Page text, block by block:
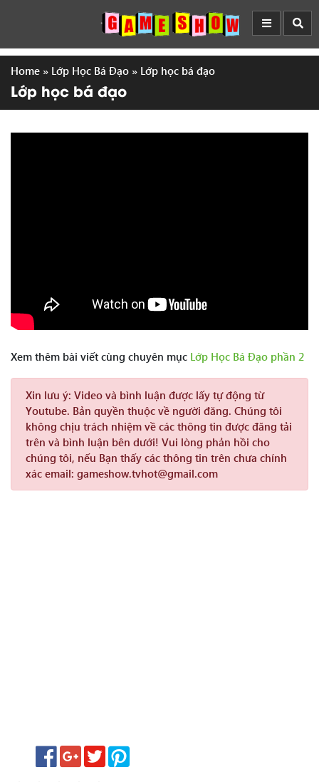
Home » Lớp Học Bá Đạo » Lớp học bá đạo
Lớp học bá đạo
Xem thêm bài viết cùng chuyên mục Lớp Học Bá Đạo phần 2
Xin lưu ý: Video và bình luận được lấy tự động từ
Youtube. Bản quyền thuộc về người đăng. Chúng tôi
không chịu trách nhiệm về các thông tin được đăng tải
trên và bình luận bên dưới! Vui lòng phản hồi cho
chúng tôi, nếu Bạn thấy các thông tin trên chưa chính
xác email: gameshow.tvhot@gmail.com